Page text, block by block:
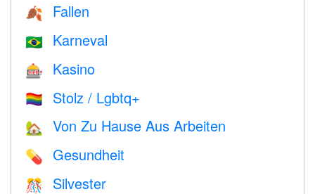
🍂 Fallen
🇧🇷 Karneval
🎰 Kasino
🏳️‍🌈 Stolz / Lgbtq+
🏡 Von Zu Hause Aus Arbeiten
💊 Gesundheit
🎊 Silvester